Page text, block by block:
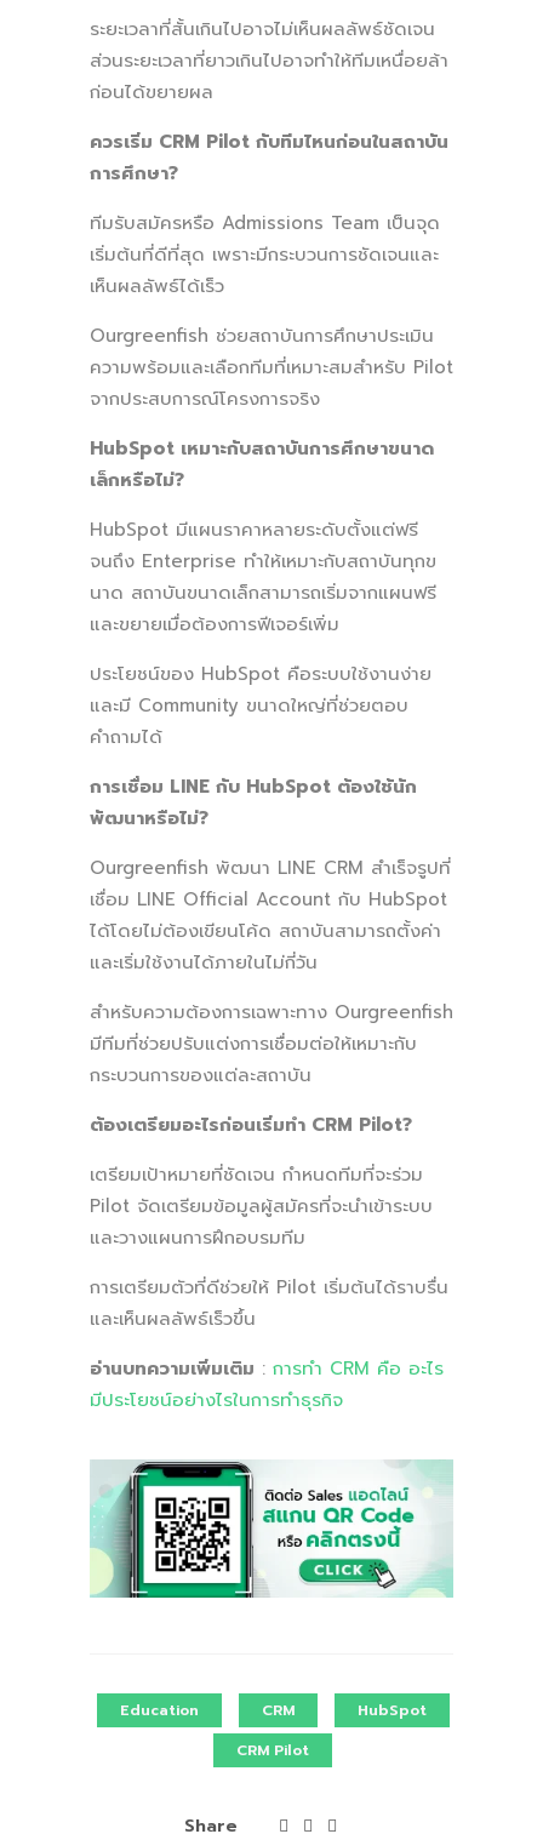
ระยะเวลาที่สั้นเกินไปอาจไม่เห็นผลลัพธ์ชัดเจน
ส่วนระยะเวลาที่ยาวเกินไปอาจทำให้ทีมเหนื่อยล้า
ก่อนได้ขยายผล
ควรเริ่ม CRM Pilot กับทีมไหนก่อนในสถาบัน
การศึกษา?
ทีมรับสมัครหรือ Admissions Team เป็นจุด
เริ่มต้นที่ดีที่สุด เพราะมีกระบวนการชัดเจนและ
เห็นผลลัพธ์ได้เร็ว
Ourgreenfish ช่วยสถาบันการศึกษาประเมิน
ความพร้อมและเลือกทีมที่เหมาะสมสำหรับ Pilot
จากประสบการณ์โครงการจริง
HubSpot เหมาะกับสถาบันการศึกษาขนาด
เล็กหรือไม่?
HubSpot มีแผนราคาหลายระดับตั้งแต่ฟรี
จนถึง Enterprise ทำให้เหมาะกับสถาบันทุกข
นาด สถาบันขนาดเล็กสามารถเริ่มจากแผนฟรี
และขยายเมื่อต้องการฟีเจอร์เพิ่ม
ประโยชน์ของ HubSpot คือระบบใช้งานง่าย
และมี Community ขนาดใหญ่ที่ช่วยตอบ
คำถามได้
การเชื่อม LINE กับ HubSpot ต้องใช้นัก
พัฒนาหรือไม่?
Ourgreenfish พัฒนา LINE CRM สำเร็จรูปที่
เชื่อม LINE Official Account กับ HubSpot
ได้โดยไม่ต้องเขียนโค้ด สถาบันสามารถตั้งค่า
และเริ่มใช้งานได้ภายในไม่กี่วัน
สำหรับความต้องการเฉพาะทาง Ourgreenfish
มีทีมที่ช่วยปรับแต่งการเชื่อมต่อให้เหมาะกับ
กระบวนการของแต่ละสถาบัน
ต้องเตรียมอะไรก่อนเริ่มทำ CRM Pilot?
เตรียมเป้าหมายที่ชัดเจน กำหนดทีมที่จะร่วม
Pilot จัดเตรียมข้อมูลผู้สมัครที่จะนำเข้าระบบ
และวางแผนการฝึกอบรมทีม
การเตรียมตัวที่ดีช่วยให้ Pilot เริ่มต้นได้ราบรื่น
และเห็นผลลัพธ์เร็วขึ้น
อ่านบทความเพิ่มเติม : การทำ CRM คือ อะไร
มีประโยชน์อย่างไรในการทำธุรกิจ
Education CRM
HubSpot
CRM Pilot
Share